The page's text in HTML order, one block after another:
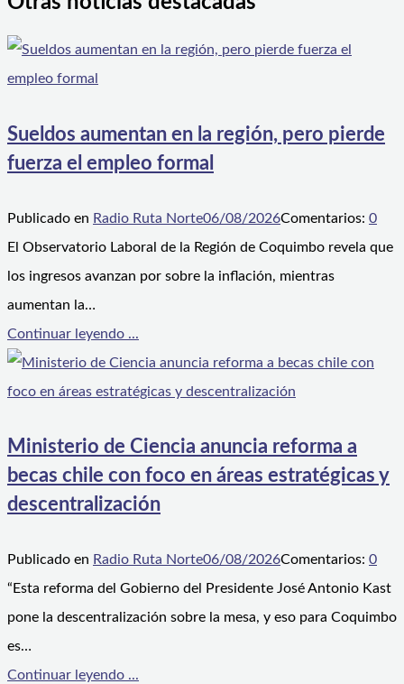
Sueldos aumentan en la región, pero pierde
fuerza el empleo formal
Publicado en Radio Ruta Norte06/08/2026Comentarios: 0
El Observatorio Laboral de la Región de Coquimbo revela que
los ingresos avanzan por sobre la inflación, mientras
aumentan la…
Continuar leyendo ...
Ministerio de Ciencia anuncia reforma a
becas chile con foco en áreas estratégicas y
descentralización
Publicado en Radio Ruta Norte06/08/2026Comentarios: 0
“Esta reforma del Gobierno del Presidente José Antonio Kast
pone la descentralización sobre la mesa, y eso para Coquimbo
es…
Continuar leyendo ...